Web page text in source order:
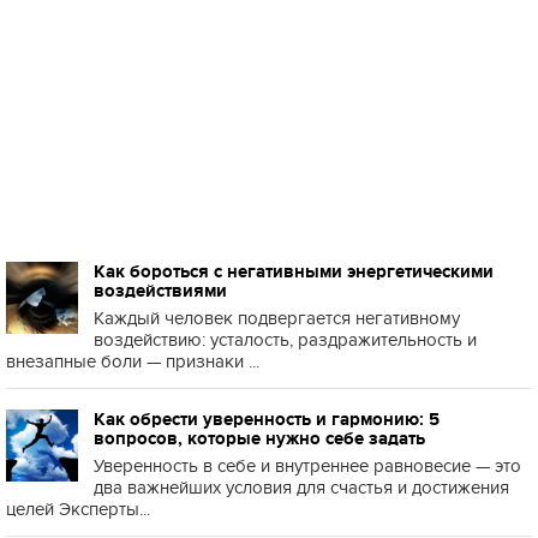
Как бороться с негативными энергетическими
воздействиями
Каждый человек подвергается негативному
воздействию: усталость, раздражительность и
внезапные боли — признаки ...
Как обрести уверенность и гармонию: 5
вопросов, которые нужно себе задать
Уверенность в себе и внутреннее равновесие — это
два важнейших условия для счастья и достижения
целей Эксперты...